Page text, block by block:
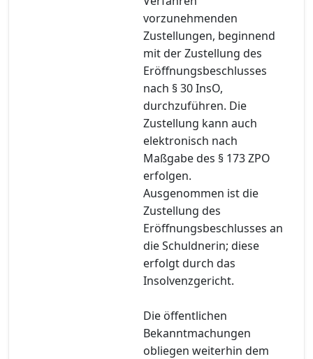
vorzunehmenden
Zustellungen, beginnend
mit der Zustellung des
Eröffnungsbeschlusses
nach § 30 InsO,
durchzuführen. Die
Zustellung kann auch
elektronisch nach
Maßgabe des § 173 ZPO
erfolgen.
Ausgenommen ist die
Zustellung des
Eröffnungsbeschlusses an
die Schuldnerin; diese
erfolgt durch das
Insolvenzgericht.
Die öffentlichen
Bekanntmachungen
obliegen weiterhin dem